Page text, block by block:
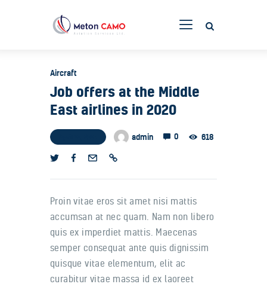
Our company
CAMO
Aircraft inspection
Technical services
Engine Services
Aircraft
Job offers at the Middle
East airlines in 2020
admin 0 618
Proin vitae eros sit amet nisi mattis
accumsan at nec quam. Nam non libero
quis ex imperdiet mattis. Maecenas
semper consequat ante quis dignissim
quisque vitae elementum, elit ac
curabitur vitae massa id ex laoreet